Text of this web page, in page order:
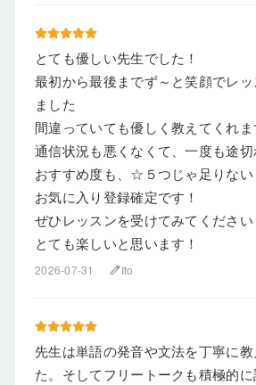
とても優しい先生でした！
最初から最後までず～と笑顔でレ
ました
間違っていても優しく教えてくれま
通信状況も悪くなくて、一度も途
おすすめ度も、☆５つじゃ足りない
お気に入り登録確定です！
ぜひレッスンを受けてみてください
とても楽しいと思います！
2026-07-31 editIto
先生は単語の発音や文法を丁寧に
た。そしてフリートークも積極的に